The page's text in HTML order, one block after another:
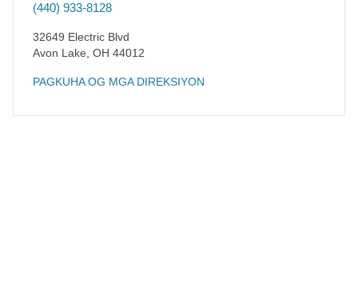
(440) 933-8128
32649 Electric Blvd
Avon Lake OH 44012
PAGKUHA OG MGA DIREKSIYON